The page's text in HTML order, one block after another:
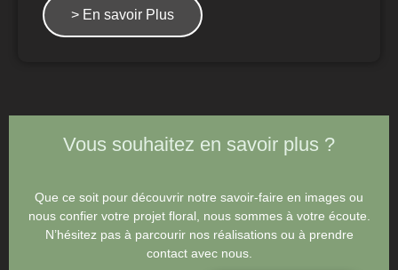
> En savoir Plus
Vous souhaitez en savoir plus ?
Que ce soit pour découvrir notre savoir-faire en images ou
nous confier votre projet floral, nous sommes à votre écoute.
N’hésitez pas à parcourir nos réalisations ou à prendre
contact avec nous.